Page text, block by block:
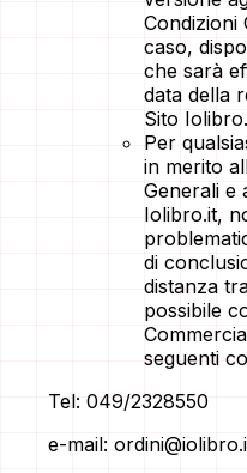
Condizioni
caso,
che sarà
data della
Sito
Per
in merito
Generali e
Iolibro.it,
di
distanza
possibile
seguenti
Tel: 049/2328550
e-mail: